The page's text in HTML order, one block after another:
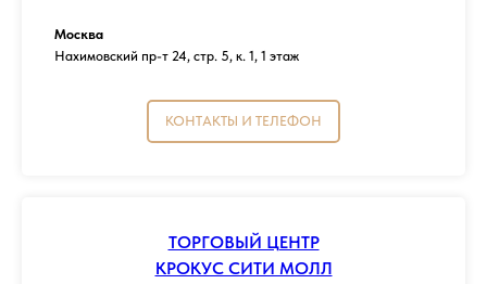
Москва
Нахимовский пр-т 24, стр. 5, к. 1, 1 этаж
КОНТАКТЫ И ТЕЛЕФОН
ТОРГОВЫЙ ЦЕНТР
КРОКУС СИТИ МОЛЛ